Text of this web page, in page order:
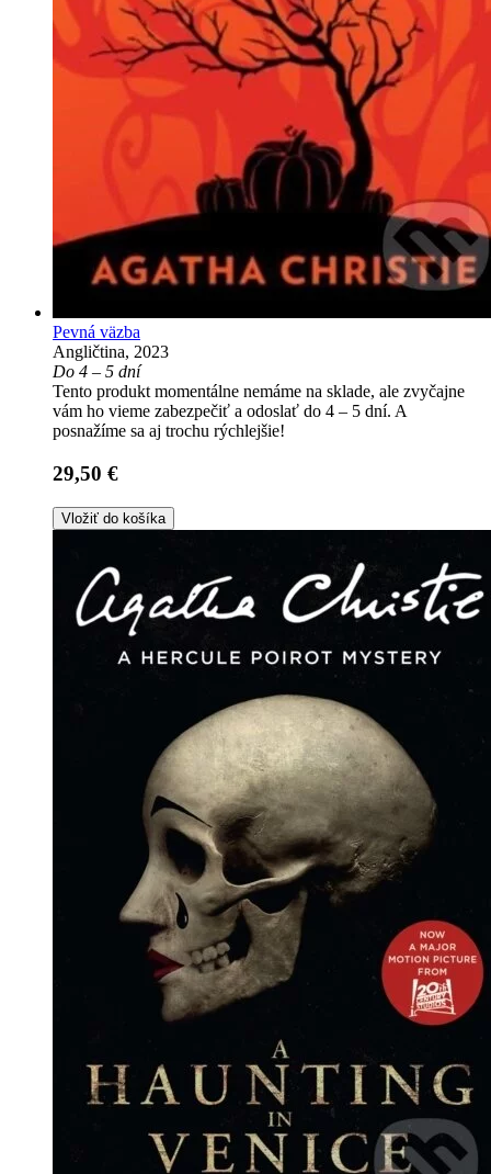
Pevná väzba
Angličtina, 2023
Do 4 – 5 dní
Tento produkt momentálne nemáme na sklade, ale zvyčajne
vám ho vieme zabezpečiť a odoslať do 4 – 5 dní. A
posnažíme sa aj trochu rýchlejšie!
29,50 €
Vložiť do košíka